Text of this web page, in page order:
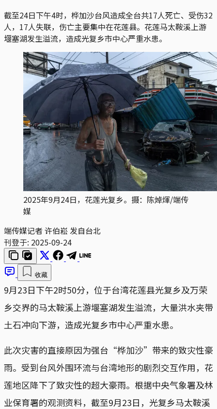
截至24日下午4时，桦加沙台风造成全台共17人死亡、受伤32
人，17人失联，伤亡主要集中在花莲县。花莲马太鞍溪上游
堰塞湖发生溢流，造成光复乡市中心严重水患。
2025年9月24日，花莲光复乡。摄：陈焯煇/端传
媒
端传媒记者 许伯崧 发自台北
刊登于: 2025-09-24
收藏
9月23日下午2时50分，位于台湾花莲县光复乡及万荣
乡交界的马太鞍溪上游堰塞湖发生溢流，大量洪水夹带
土石冲向下游，造成光复乡市中心严重水患。
此次灾害的直接原因为强台“桦加沙”带来的致灾性豪
雨。受到台风外围环流与台湾地形的剧烈交互作用，花
莲地区降下了致灾性的超大豪雨。根据中央气象署及林
业保育署的观测资料，截至9月23日，光复乡马太鞍溪